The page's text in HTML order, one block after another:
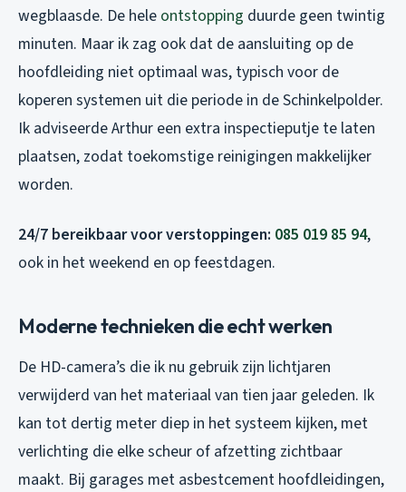
wegblaasde. De hele ontstopping duurde geen twintig
minuten. Maar ik zag ook dat de aansluiting op de
hoofdleiding niet optimaal was, typisch voor de
koperen systemen uit die periode in de Schinkelpolder.
Ik adviseerde Arthur een extra inspectieputje te laten
plaatsen, zodat toekomstige reinigingen makkelijker
worden.
24/7 bereikbaar voor verstoppingen: 085 019 85 94,
ook in het weekend en op feestdagen.
Moderne technieken die echt werken
De HD-camera’s die ik nu gebruik zijn lichtjaren
verwijderd van het materiaal van tien jaar geleden. Ik
kan tot dertig meter diep in het systeem kijken, met
verlichting die elke scheur of afzetting zichtbaar
maakt. Bij garages met asbestcement hoofdleidingen,